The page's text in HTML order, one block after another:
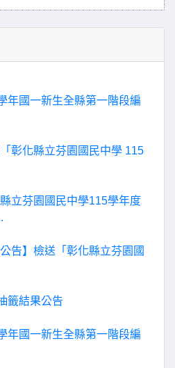
年國一新生全縣第一階段編
彰化縣立芬園國民中學 115
立芬園國民中學115學年度
告】檢送「彰化縣立芬園國
籤結果公告
年國一新生全縣第一階段編